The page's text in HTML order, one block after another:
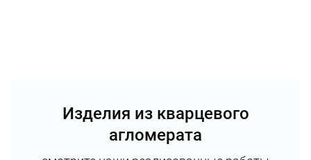
Изделия из кварцевого
агломерата